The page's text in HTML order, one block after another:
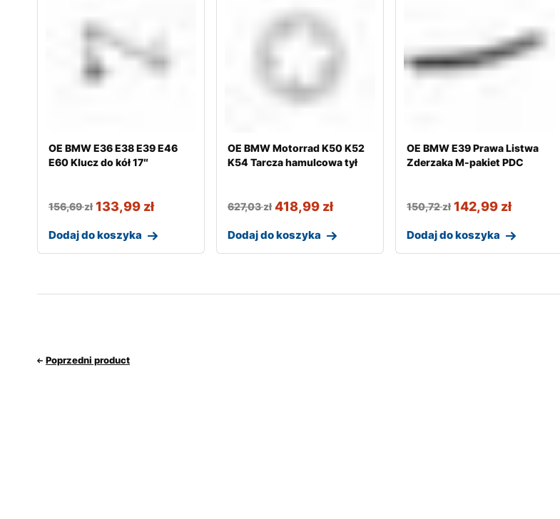
OE BMW E36 E38 E39 E46
E60 Klucz do kół 17″
156,69zł 133,99 zł
Dodaj do koszyka
OE BMW Motorrad K50 K52
K54 Tarcza hamulcowa tył
627,03zł 418,99 zł
Dodaj do koszyka
OE BMW E39 Prawa Listwa
Zderzaka M-pakiet PDC
150,72zł 142,99 zł
Dodaj do koszyka
Poprzedni product